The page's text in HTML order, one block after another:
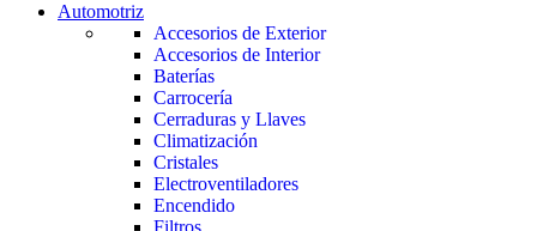
Automotriz
Accesorios de Exterior
Accesorios de Interior
Baterías
Carrocería
Cerraduras y Llaves
Climatización
Cristales
Electroventiladores
Encendido
Filtros